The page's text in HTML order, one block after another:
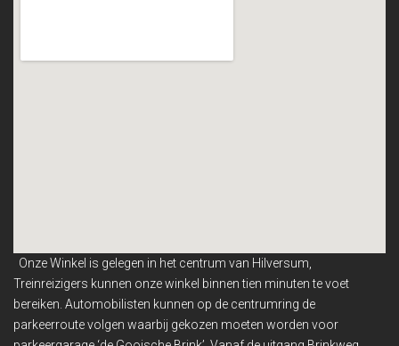
Onze Winkel is gelegen in het centrum van Hilversum,
Treinreizigers kunnen onze winkel binnentien minuten te voet
bereiken. Automobilisten kunnen op de centrumring de
parkeerroute volgen waarbij gekozen moeten worden voor